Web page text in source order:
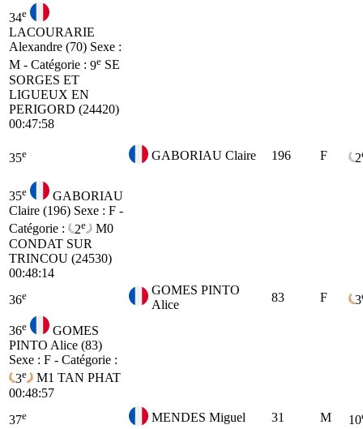
34e
LACOURARIE
Alexandre (70) Sexe :
M - Catégorie : 9e SE
SORGES ET
LIGUEUX EN
PERIGORD (24420)
00:47:58
35e GABORIAU Claire 196 F 2
35e
GABORIAU
Claire (196) Sexe : F -
Catégorie :
2e
M0
CONDAT SUR
TRINCOU (24530)
00:48:14
36e
GOMES PINTO
Alice
83 F 3
36e
GOMES
PINTO Alice (83)
Sexe : F - Catégorie :
3e M1 TAN PHAT
00:48:57
37e MENDES Miguel 31 M 10